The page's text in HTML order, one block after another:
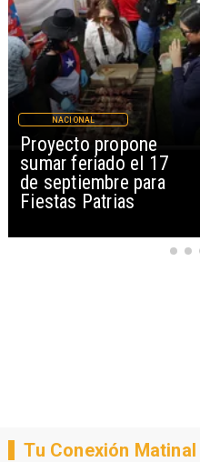
IPC de julio aumenta
0,1% por alimentos y
vivienda
NACIONAL
Tu Conexión Matinal